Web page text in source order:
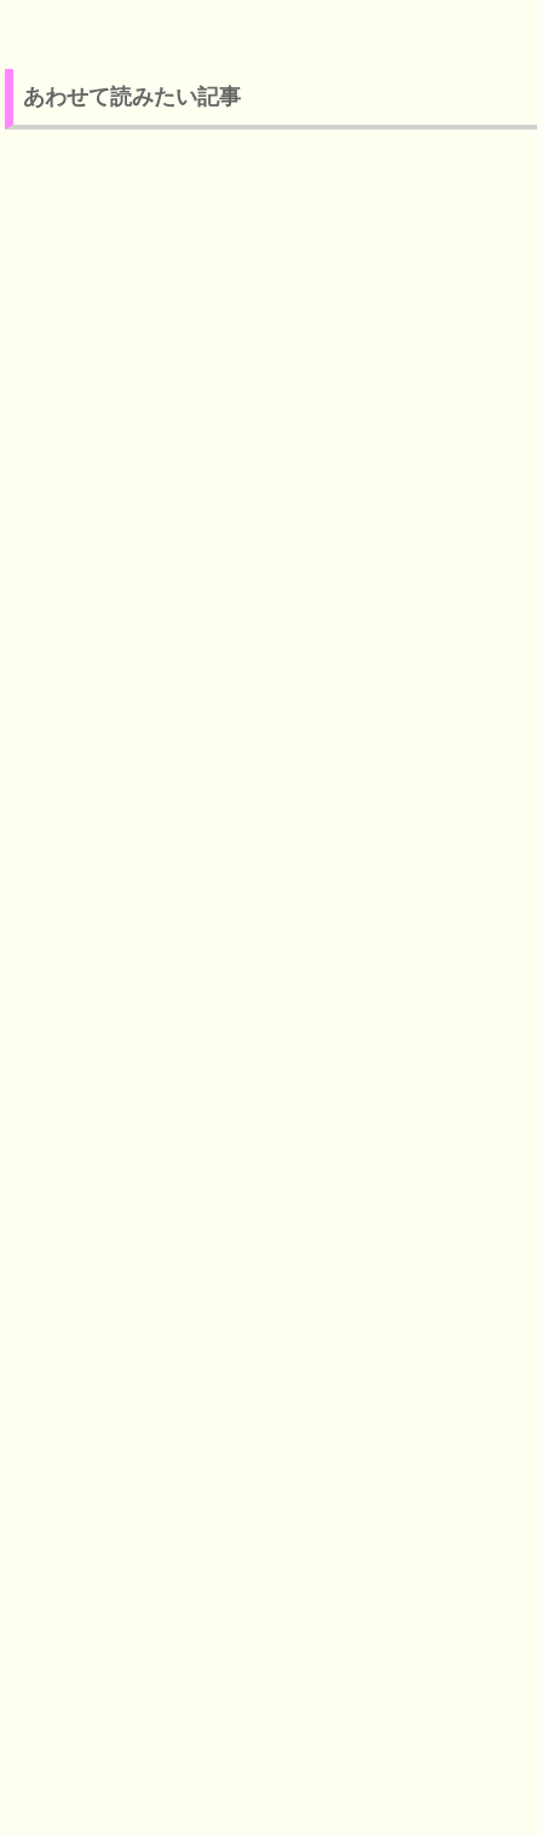
あわせて読みたい記事